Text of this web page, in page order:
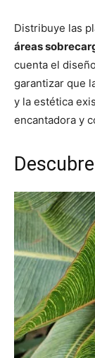
Distribuye las
áreas
cuenta el
garantizar que
y la estética
encantadora y